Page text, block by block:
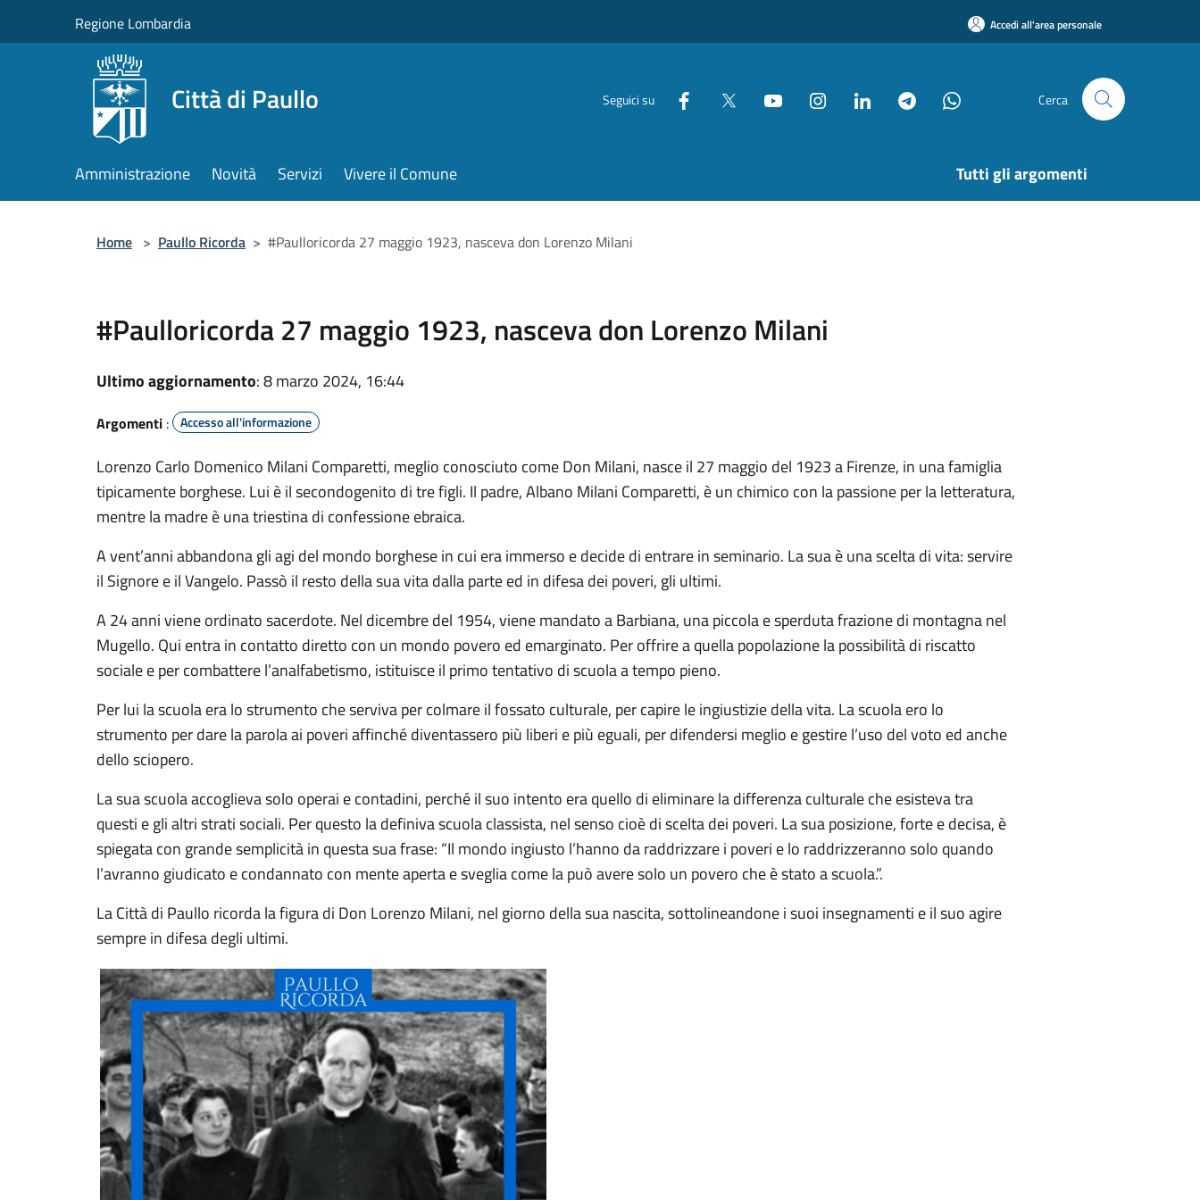
Regione Lombardia Accedi all'area personale
Città di Paullo Seguici su Cerca
Amministrazione Novità Servizi Vivere il Comune Tutti gli argomenti
Home > Paullo Ricorda > #Paulloricorda 27 maggio 1923, nasceva don Lorenzo Milani
#Paulloricorda 27 maggio 1923, nasceva don Lorenzo Milani
Ultimo aggiornamento: 8 marzo 2024, 16:44
Argomenti : Accesso all'informazione
Lorenzo Carlo Domenico Milani Comparetti, meglio conosciuto come Don Milani, nasce il 27 maggio del 1923 a Firenze, in una famiglia
tipicamente borghese. Lui è il secondogenito di tre figli. Il padre, Albano Milani Comparetti, è un chimico con la passione per la letteratura,
mentre la madre è una triestina di confessione ebraica.
A vent’anni abbandona gli agi del mondo borghese in cui era immerso e decide di entrare in seminario. La sua è una scelta di vita: servire
il Signore e il Vangelo. Passò il resto della sua vita dalla parte ed in difesa dei poveri, gli ultimi.
A 24 anni viene ordinato sacerdote. Nel dicembre del 1954, viene mandato a Barbiana, una piccola e sperduta frazione di montagna nel
Mugello. Qui entra in contatto diretto con un mondo povero ed emarginato. Per offrire a quella popolazione la possibilità di riscatto
sociale e per combattere l’analfabetismo, istituisce il primo tentativo di scuola a tempo pieno.
Per lui la scuola era lo strumento che serviva per colmare il fossato culturale, per capire le ingiustizie della vita. La scuola ero lo
strumento per dare la parola ai poveri affinché diventassero più liberi e più eguali, per difendersi meglio e gestire l’uso del voto ed anche
dello sciopero.
La sua scuola accoglieva solo operai e contadini, perché il suo intento era quello di eliminare la differenza culturale che esisteva tra
questi e gli altri strati sociali. Per questo la definiva scuola classista, nel senso cioè di scelta dei poveri. La sua posizione, forte e decisa, è
spiegata con grande semplicità in questa sua frase: “Il mondo ingiusto l’hanno da raddrizzare i poveri e lo raddrizzeranno solo quando
l’avranno giudicato e condannato con mente aperta e sveglia come la può avere solo un povero che è stato a scuola.”.
La Città di Paullo ricorda la figura di Don Lorenzo Milani, nel giorno della sua nascita, sottolineandone i suoi insegnamenti e il suo agire
sempre in difesa degli ultimi.